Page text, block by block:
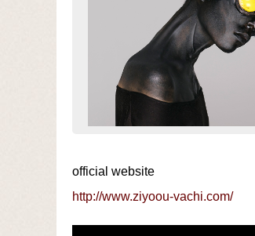
official website
http://www.ziyoou-vachi.com/